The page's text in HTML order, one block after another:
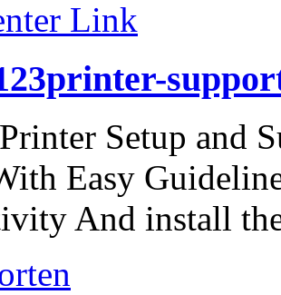
Link
Setup and
Easy
And install